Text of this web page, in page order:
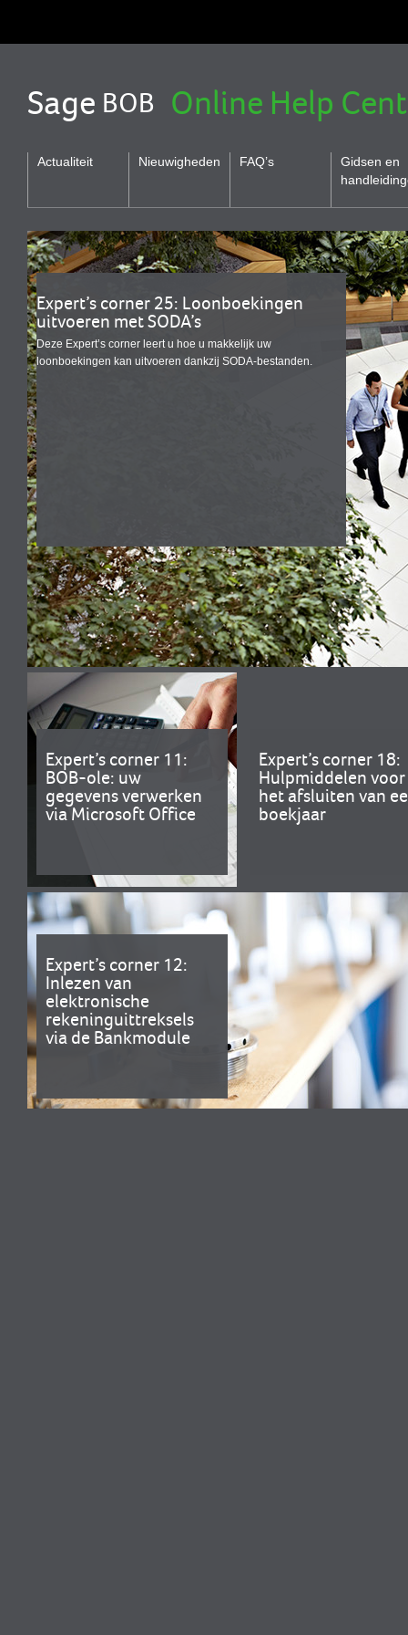
Sage BOB Online Help
Actualiteit Nieuwigheden FAQ’s
Gidsen en
Expert’s corner 25: Loonboekingen
uitvoeren met SODA’s
Deze Expert’s corner leert u hoe u makkelijk uw
loonboekingen kan uitvoeren dankzij SODA-bestanden.
Expert’s corner 11:
BOB-ole: uw
gegevens verwerken
via Microsoft Office
Expert’s corner 18:
Hulpmiddelen voor
het afsluiten van
boekjaar
Expert’s corner 12:
Inlezen van
elektronische
rekeninguittreksels
via de Bankmodule